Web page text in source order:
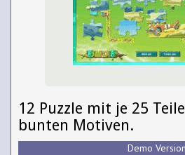
12 Puzzle mit je 25
bunten Motiven.
Demo Version